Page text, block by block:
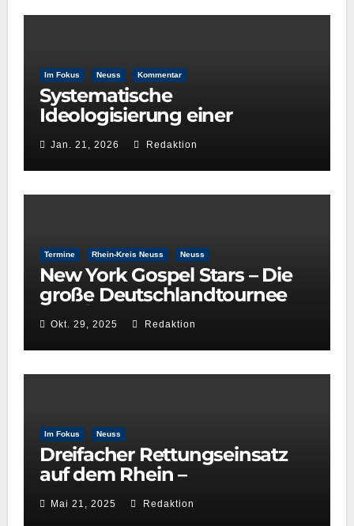
Im Fokus Neuss Kommentar
Systematische
Ideologisierung einer
Kulturentscheidung: Die Rolle
der GRÜNEN im
Kulturausschuss
Jan. 21, 2026 Redaktion
Termine Rhein-Kreis Neuss Neuss
New York Gospel Stars – Die
große Deutschlandtournee
2025/26
Okt. 29, 2025 Redaktion
Im Fokus Neuss
Dreifacher Rettungseinsatz
auf dem Rhein –
Wasserwacht Neuss beweist
schnelle Reaktionsfähigkeit
Mai 21, 2025 Redaktion